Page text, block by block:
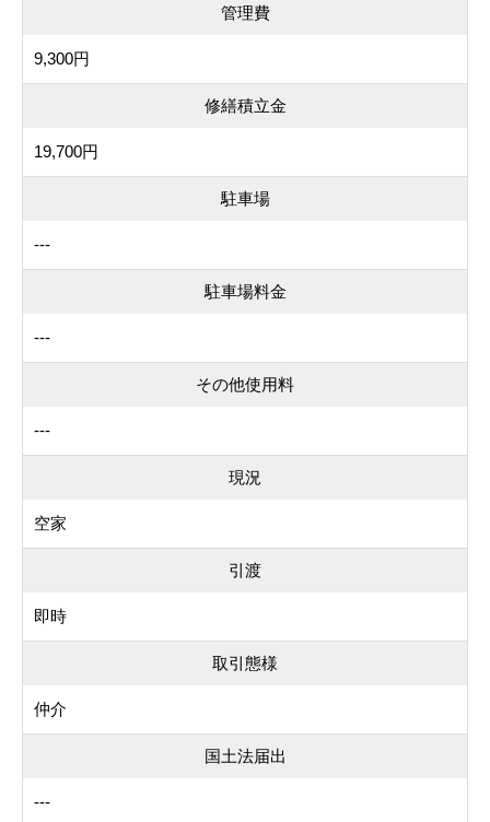
管理費
9,300円
修繕積立金
19,700円
駐車場
---
駐車場料金
---
その他使用料
---
現況
空家
引渡
即時
取引態様
仲介
国土法届出
---